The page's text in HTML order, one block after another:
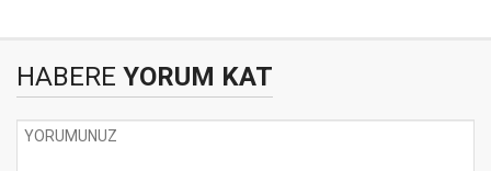
HABERE YORUM KAT